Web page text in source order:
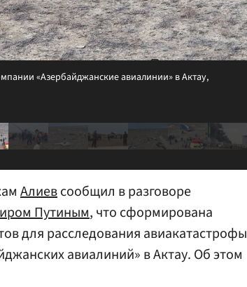
«Азербайджанские авиалинии» в Актау,
Алиевсообщил в разговоре
Путиным, что сформирована
для расследования авиакатастрофы
авиалиний» в Актау. Об этом